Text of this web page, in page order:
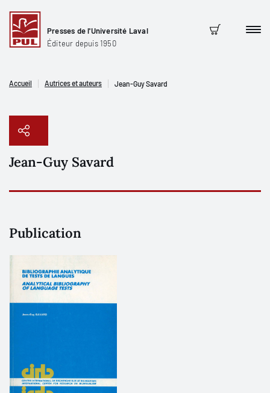
Presses de l'Université Laval
Éditeur depuis 1950
Panier
Accueil Autrices et auteurs Jean-Guy Savard
Jean-Guy Savard
Publication